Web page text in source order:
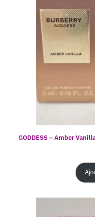
GODDESS – Amber